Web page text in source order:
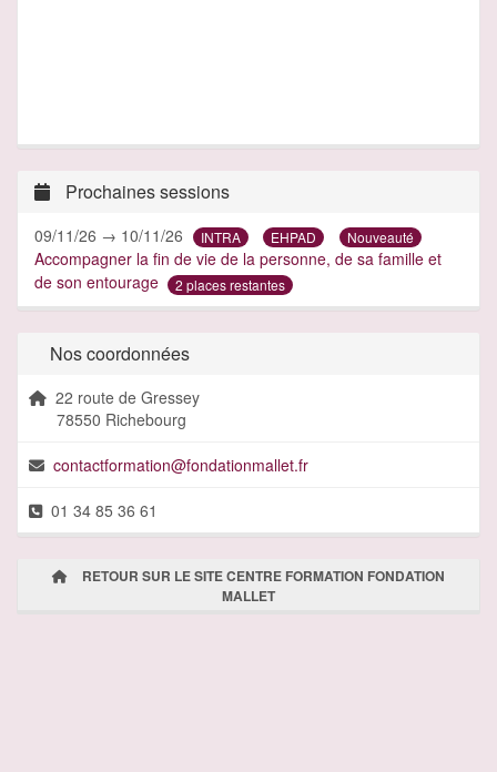
Prochaines sessions
09/11/26 → 10/11/26 INTRA EHPAD Nouveauté
Accompagner la fin de vie de la personne, de sa famille et
de son entourage
2 places restantes
Nos coordonnées
22 route de Gressey
78550 Richebourg
contactformation@fondationmallet.fr
01 34 85 36 61
RETOUR SUR LE SITE CENTRE FORMATION FONDATION
MALLET